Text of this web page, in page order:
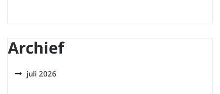
Archief
juli 2026